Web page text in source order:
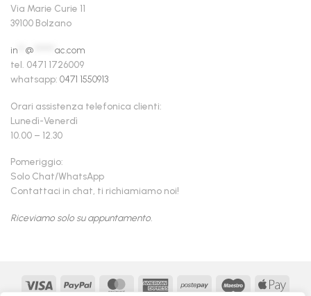
Via Marie Curie 11
39100 Bolzano
in @
ac.com
tel. 0471 1726009
whatsapp: 0471 1550913
Orari assistenza telefonica clienti:
Lunedì-Venerdì
10.00 – 12.30
Pomeriggio:
Solo Chat/WhatsApp
Contattaci in chat, ti richiamiamo noi!
Riceviamo solo su appuntamento.
Visa PayPal MasterCardAmericanPostepay Maestro